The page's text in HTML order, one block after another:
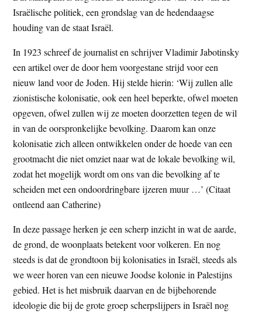
Israëlische politiek, een grondslag van de hedendaagse
houding van de staat Israël.
In 1923 schreef de journalist en schrijver Vladimir Jabotinsky
een artikel over de door hem voorgestane strijd voor een
nieuw land voor de Joden. Hij stelde hierin: ‘Wij zullen alle
zionistische kolonisatie, ook een heel beperkte, ofwel moeten
opgeven, ofwel zullen wij ze moeten doorzetten tegen de wil
in van de oorspronkelijke bevolking. Daarom kan onze
kolonisatie zich alleen ontwikkelen onder de hoede van een
grootmacht die niet omziet naar wat de lokale bevolking wil,
zodat het mogelijk wordt om ons van die bevolking af te
scheiden met een ondoordringbare ijzeren muur …’ (Citaat
ontleend aan Catherine)
In deze passage herken je een scherp inzicht in wat de aarde,
de grond, de woonplaats betekent voor volkeren. En nog
steeds is dat de grondtoon bij kolonisaties in Israël, steeds als
we weer horen van een nieuwe Joodse kolonie in Palestijns
gebied. Het is het misbruik daarvan en de bijbehorende
ideologie die bij de grote groep scherpslijpers in Israël nog